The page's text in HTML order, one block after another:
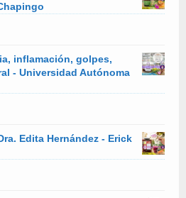
inflamación, golpes,
- Universidad Autónoma
Edita Hernández - Erick